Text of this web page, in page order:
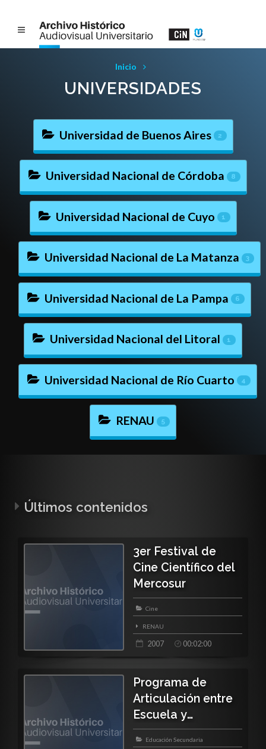
Inicio
UNIVERSIDADES
Universidad de Buenos Aires 2
Universidad Nacional de Córdoba 8
Universidad Nacional de Cuyo 1
Universidad Nacional de La Matanza 3
Universidad Nacional de La Pampa 6
Universidad Nacional del Litoral 1
Universidad Nacional de Río Cuarto 4
RENAU 5
Últimos contenidos
3er Festival de
Cine Científico del
Mercosur
Cine
RENAU
2007 00:02:00
Programa de
Articulación entre
Escuela y
Universidad
Educación Secundaria